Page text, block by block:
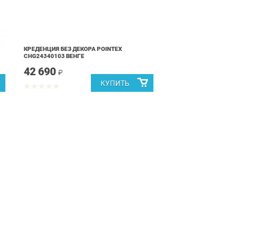
КРЕДЕНЦИЯ БЕЗ ДЕКОРА POINTEX
CHG24340103 ВЕНГЕ
42 690 ₽